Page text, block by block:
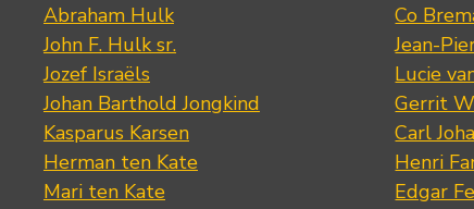
Abraham Hulk
John F. Hulk sr.
Jozef Israëls
Johan Barthold Jongkind
Kasparus Karsen
Herman ten Kate
Mari ten Kate
Co
Jean-
Lucie
Gerrit
Carl
Henri
Edgar